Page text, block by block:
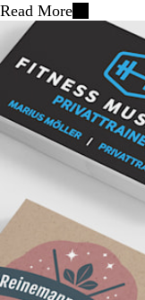
Read More